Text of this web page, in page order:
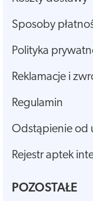
Sposoby
Polityka
Reklamacje i
Regulamin
Odstąpienie od
Rejestr aptek
POZOSTAŁE